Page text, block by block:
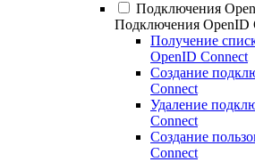
Подключения
Подключения OpenID
Получение
OpenID Connect
Создание
Connect
Удаление
Connect
Создание
Connect